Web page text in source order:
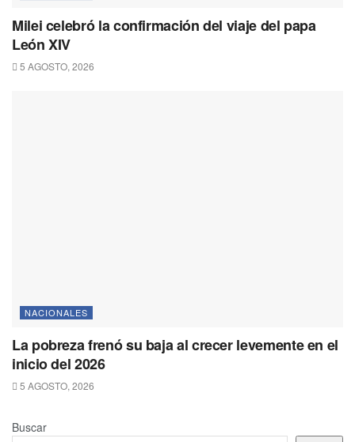
Milei celebró la confirmación del viaje del papa
León XIV
5 AGOSTO, 2026
NACIONALES
La pobreza frenó su baja al crecer levemente en el
inicio del 2026
5 AGOSTO, 2026
Buscar